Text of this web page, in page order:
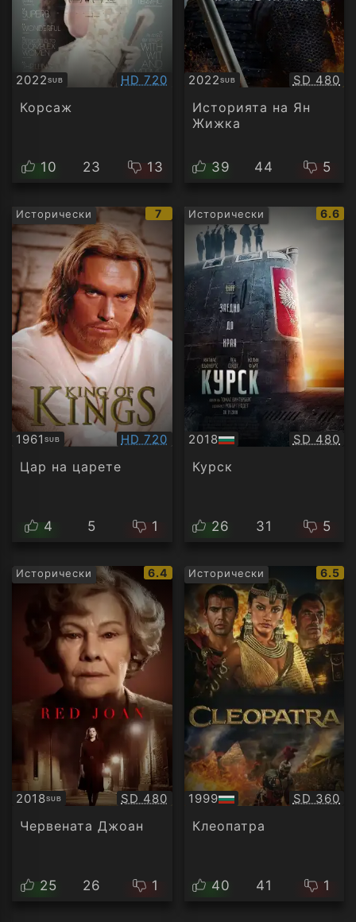
2022SUB
Субтитри Качество:
HD 720
Корсаж
10 23 13
2022SUB
Субтитри SD 480
Историята на Ян
Жижка
39 44 5
Исторически
IMDb
рейтинг:
7
1961SUB
Субтитри Качество:
HD 720
Цар на царете
4 5 1
Исторически
IMDb
6.6
2018
БГ
аудио
SD 480
Курск
26 31 5
Исторически
IMDb
рейтинг:
6.4
2018SUB
Субтитри Качество:
SD 480
Червената Джоан
25 26 1
Исторически
IMDb
6.5
1999
БГ
аудио
SD 360
Клеопатра
40 41 1